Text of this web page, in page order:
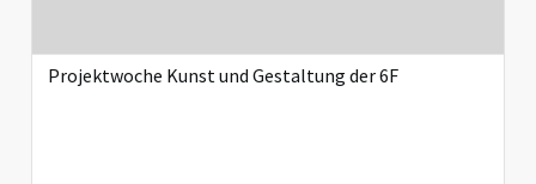
Projektwoche Kunst und Gestaltung der 6F